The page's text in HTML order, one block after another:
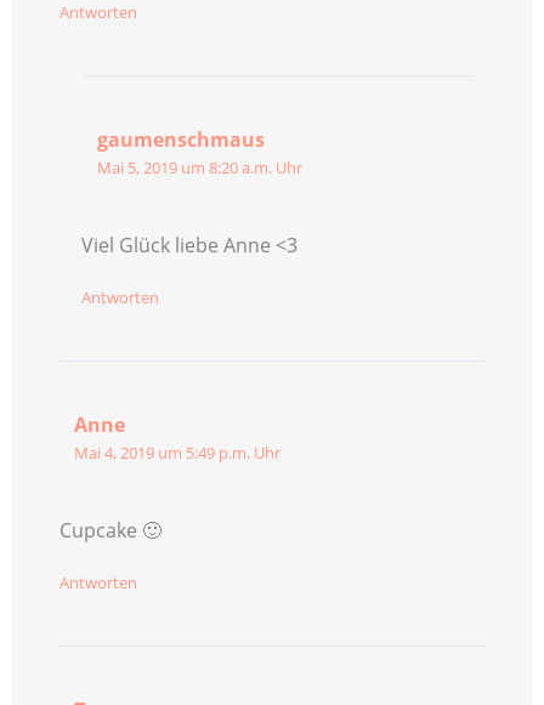
Antworten
gaumenschmaus
Mai 5, 2019 um 8:20 a.m. Uhr
Viel Glück liebe Anne <3
Antworten
Anne
Mai 4, 2019 um 5:49 p.m. Uhr
Cupcake 🙂
Antworten